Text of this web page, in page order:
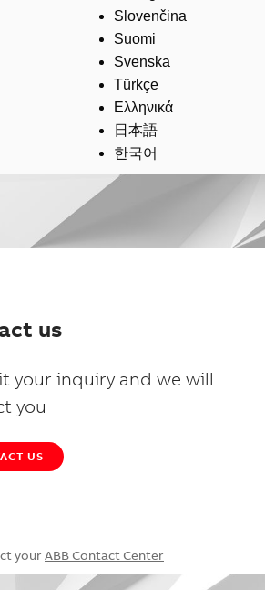
Slovenčina
Suomi
Svenska
Türkçe
Ελληνικά
日本語
한국어
us
your inquiry and we will
you
US
your ABB Contact Center